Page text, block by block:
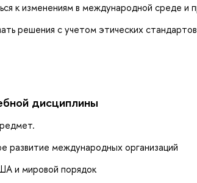
к изменениям в международной среде и
решения с учетом этических
дисциплины
развитие международных организаций
и мировой порядок